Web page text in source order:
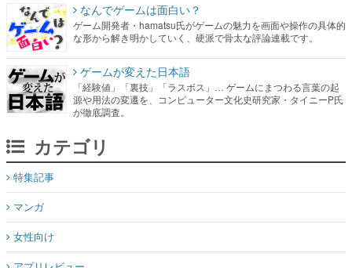
なんでゲームは面白い？
ゲーム開発者・hamatsu氏がゲームの魅力を画面や操作の具体的
な形から解き明かしていく、硬派で骨太な評論連載です。
ゲームが変えた日本語
「経験値」「裏技」「ラスボス」… ゲームにまつわる言葉の起
源や用法の変遷を、コンピューター文化史研究家・タイニーP氏
が徹底調査。
カテゴリ
特集記事
マンガ
女性向け